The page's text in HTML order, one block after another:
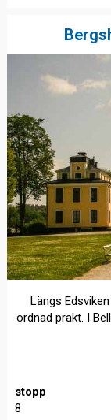
Längs
ordnad prakt. I
stopp
8